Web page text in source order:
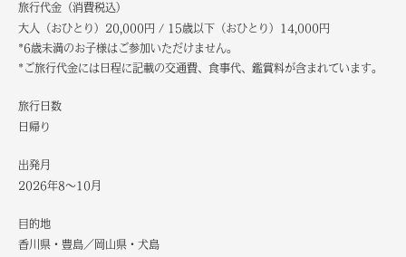
旅行代金（消費税込）
大人（おひとり）20,000円 / 15歳以下（おひとり）14,000円
*6歳未満のお子様はご参加いただけません。
*ご旅行代金には日程に記載の交通費、食事代、鑑賞料が含まれています。
旅行日数
日帰り
出発月
2026年8～10月
目的地
香川県・豊島／岡山県・犬島